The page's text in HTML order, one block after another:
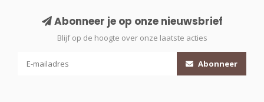
Abonneer je op onze nieuwsbrief
Blijf op de hoogte over onze laatste acties
Abonneer